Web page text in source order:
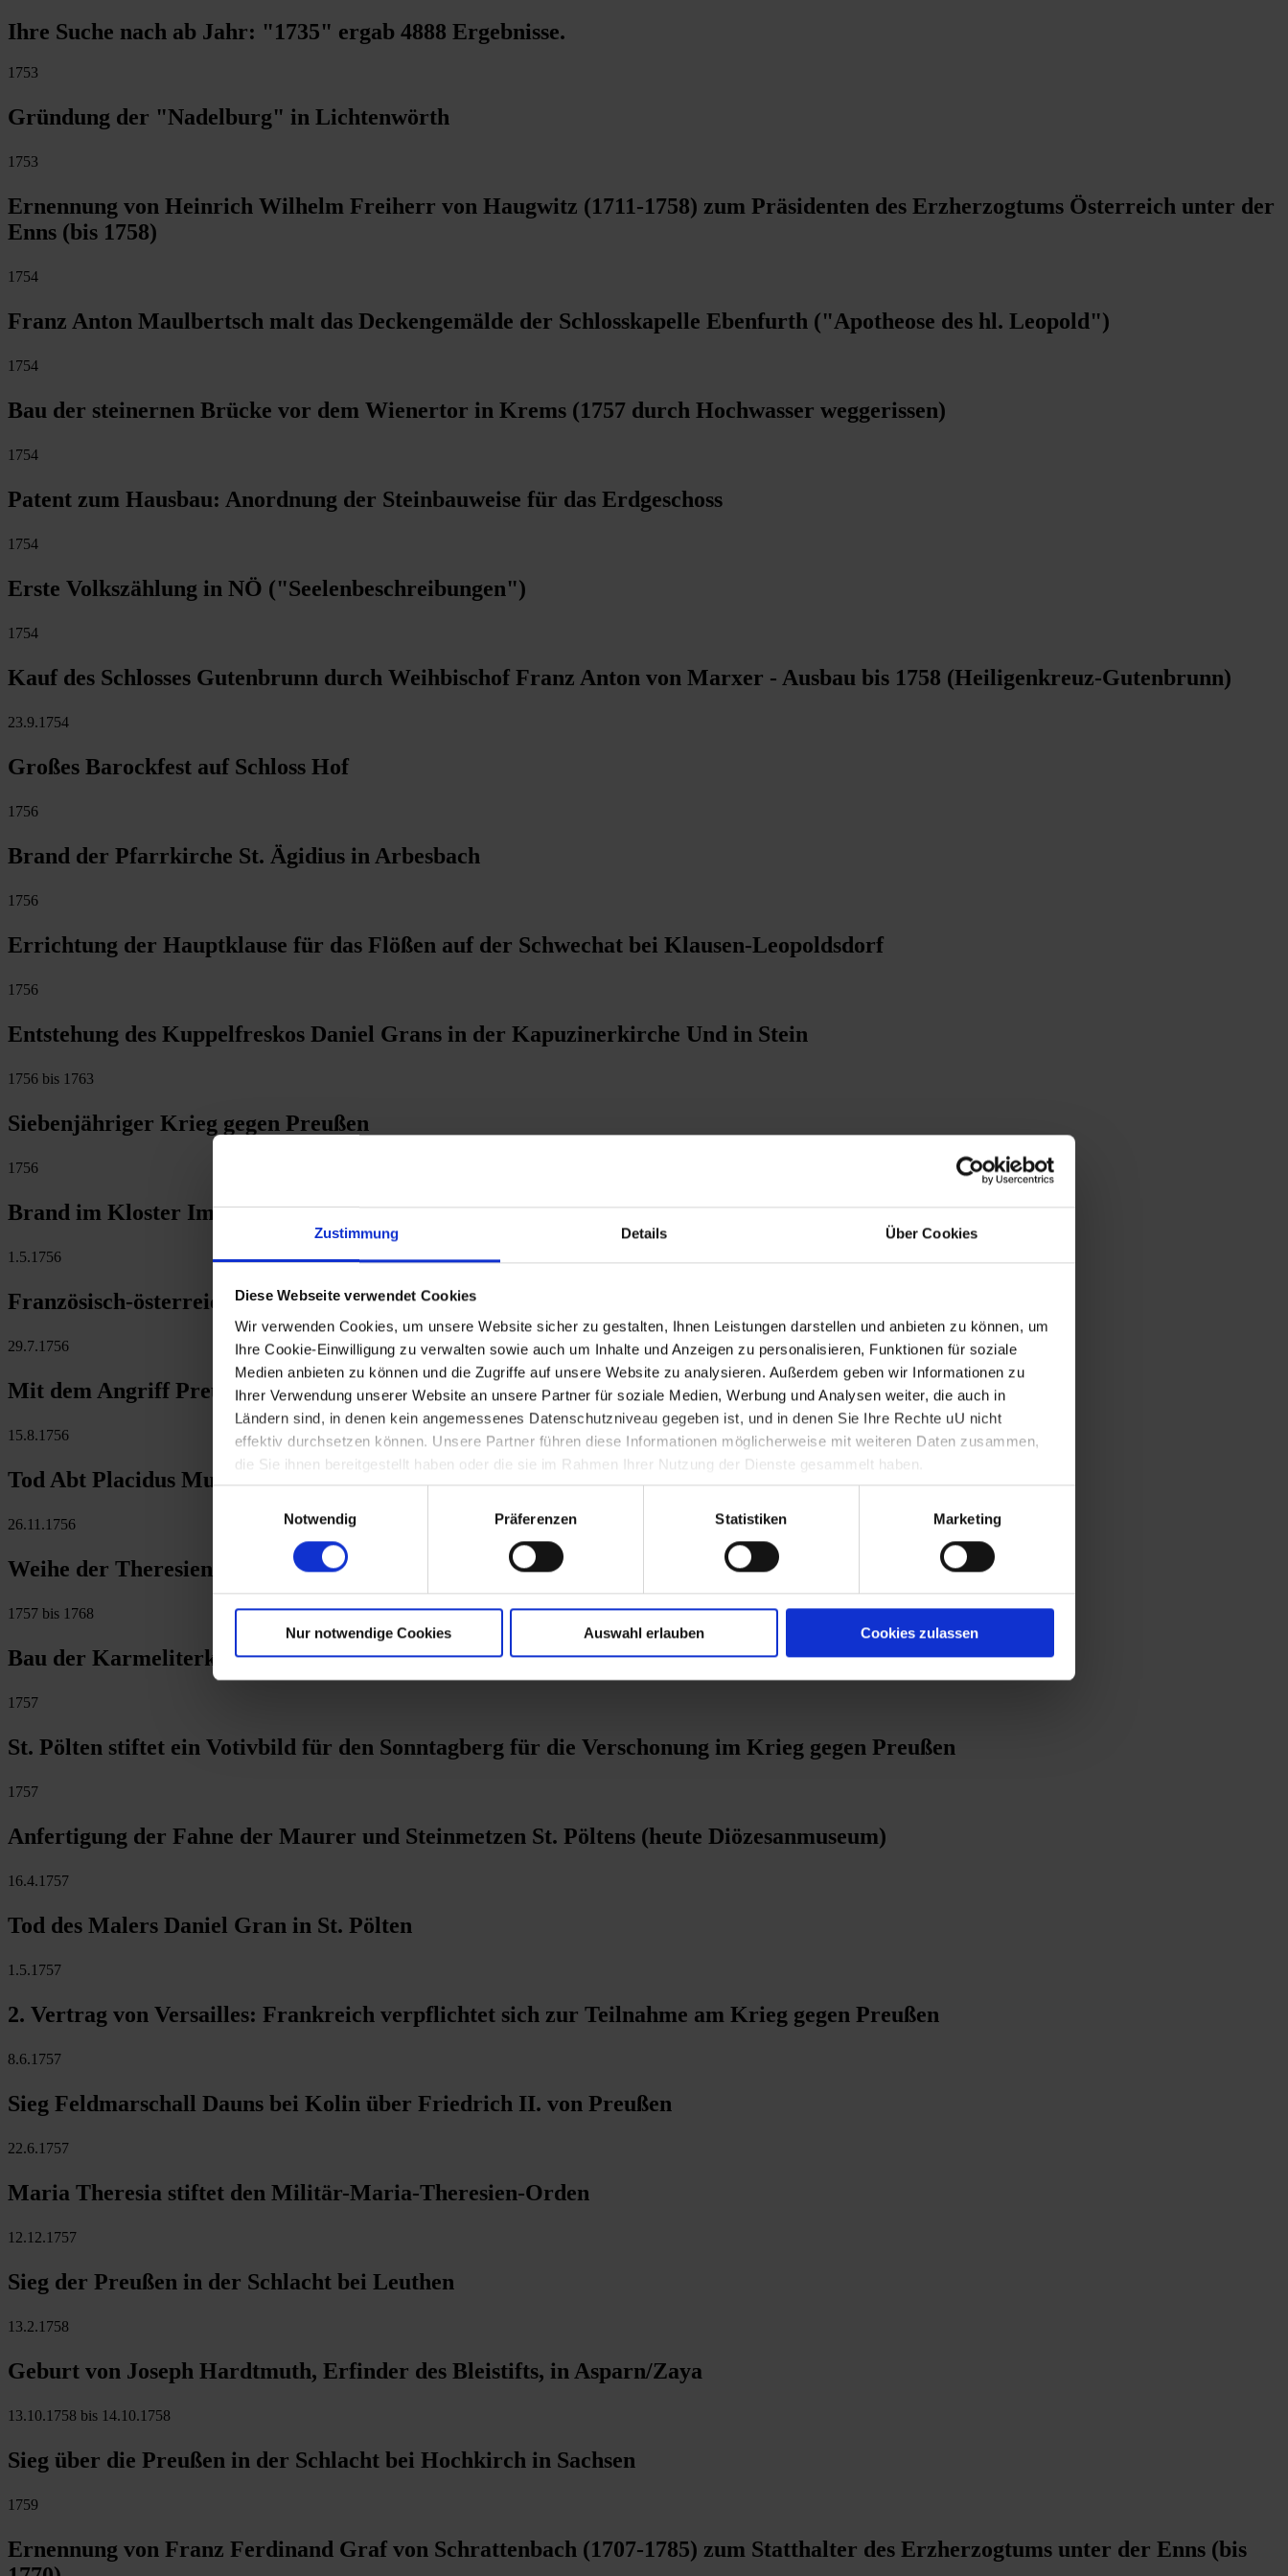
Zustimmung Details Über Cookies
Diese Webseite verwendet Cookies
Wir verwenden Cookies, um unsere Website sicher zu gestalten, Ihnen Leistungen darstellen und anbieten zu können, um
Ihre Cookie-Einwilligung zu verwalten sowie auch um Inhalte und Anzeigen zu personalisieren, Funktionen für soziale
Medien anbieten zu können und die Zugriffe auf unsere Website zu analysieren. Außerdem geben wir Informationen zu
Ihrer Verwendung unserer Website an unsere Partner für soziale Medien, Werbung und Analysen weiter, die auch in
Ländern sind, in denen kein angemessenes Datenschutzniveau gegeben ist, und in denen Sie Ihre Rechte uU nicht
effektiv durchsetzen können. Unsere Partner führen diese Informationen möglicherweise mit weiteren Daten zusammen,
die Sie ihnen bereitgestellt haben oder die sie im Rahmen Ihrer Nutzung der Dienste gesammelt haben.
Notwendig
Präferenzen Statistiken Marketing
Nur notwendige Cookies Auswahl erlauben Cookies zulassen
Ihre Suche nach ab Jahr: "1735" ergab 4888 Ergebnisse.
1753
Gründung der "Nadelburg" in Lichtenwörth
1753
Ernennung von Heinrich Wilhelm Freiherr von Haugwitz (1711-1758) zum Präsidenten des Erzherzogtums Österreich unter der
Enns (bis 1758)
1754
Franz Anton Maulbertsch malt das Deckengemälde der Schlosskapelle Ebenfurth ("Apotheose des hl. Leopold")
1754
Bau der steinernen Brücke vor dem Wienertor in Krems (1757 durch Hochwasser weggerissen)
1754
Patent zum Hausbau: Anordnung der Steinbauweise für das Erdgeschoss
1754
Erste Volkszählung in NÖ ("Seelenbeschreibungen")
1754
Kauf des Schlosses Gutenbrunn durch Weihbischof Franz Anton von Marxer - Ausbau bis 1758 (Heiligenkreuz-Gutenbrunn)
23.9.1754
Großes Barockfest auf Schloss Hof
1756
Brand der Pfarrkirche St. Ägidius in Arbesbach
1756
Errichtung der Hauptklause für das Flößen auf der Schwechat bei Klausen-Leopoldsdorf
1756
Entstehung des Kuppelfreskos Daniel Grans in der Kapuzinerkirche Und in Stein
1756 bis 1763
Siebenjähriger Krieg gegen Preußen
1756
Brand im Kloster Imbach
1.5.1756
Französisch-österreichisches Defensivbündnis gegen Preußen
29.7.1756
Mit dem Angriff Preußens auf Sachsen Beginn des Siebenjährige Kriegs
15.8.1756
Tod Abt Placidus Muchs von Altenburg (barocker Bauherr)
26.11.1756
Weihe der Theresienkirche der "Nadelburg" in Lichtenwörth
1757 bis 1768
Bau der Karmeliterkirche in St. Pölten (ab 1785 Franziskanerkirche)
1757
St. Pölten stiftet ein Votivbild für den Sonntagberg für die Verschonung im Krieg gegen Preußen
1757
Anfertigung der Fahne der Maurer und Steinmetzen St. Pöltens (heute Diözesanmuseum)
16.4.1757
Tod des Malers Daniel Gran in St. Pölten
1.5.1757
2. Vertrag von Versailles: Frankreich verpflichtet sich zur Teilnahme am Krieg gegen Preußen
8.6.1757
Sieg Feldmarschall Dauns bei Kolin über Friedrich II. von Preußen
22.6.1757
Maria Theresia stiftet den Militär-Maria-Theresien-Orden
12.12.1757
Sieg der Preußen in der Schlacht bei Leuthen
13.2.1758
Geburt von Joseph Hardtmuth, Erfinder des Bleistifts, in Asparn/Zaya
13.10.1758 bis 14.10.1758
Sieg über die Preußen in der Schlacht bei Hochkirch in Sachsen
1759
Ernennung von Franz Ferdinand Graf von Schrattenbach (1707-1785) zum Statthalter des Erzherzogtums unter der Enns (bis